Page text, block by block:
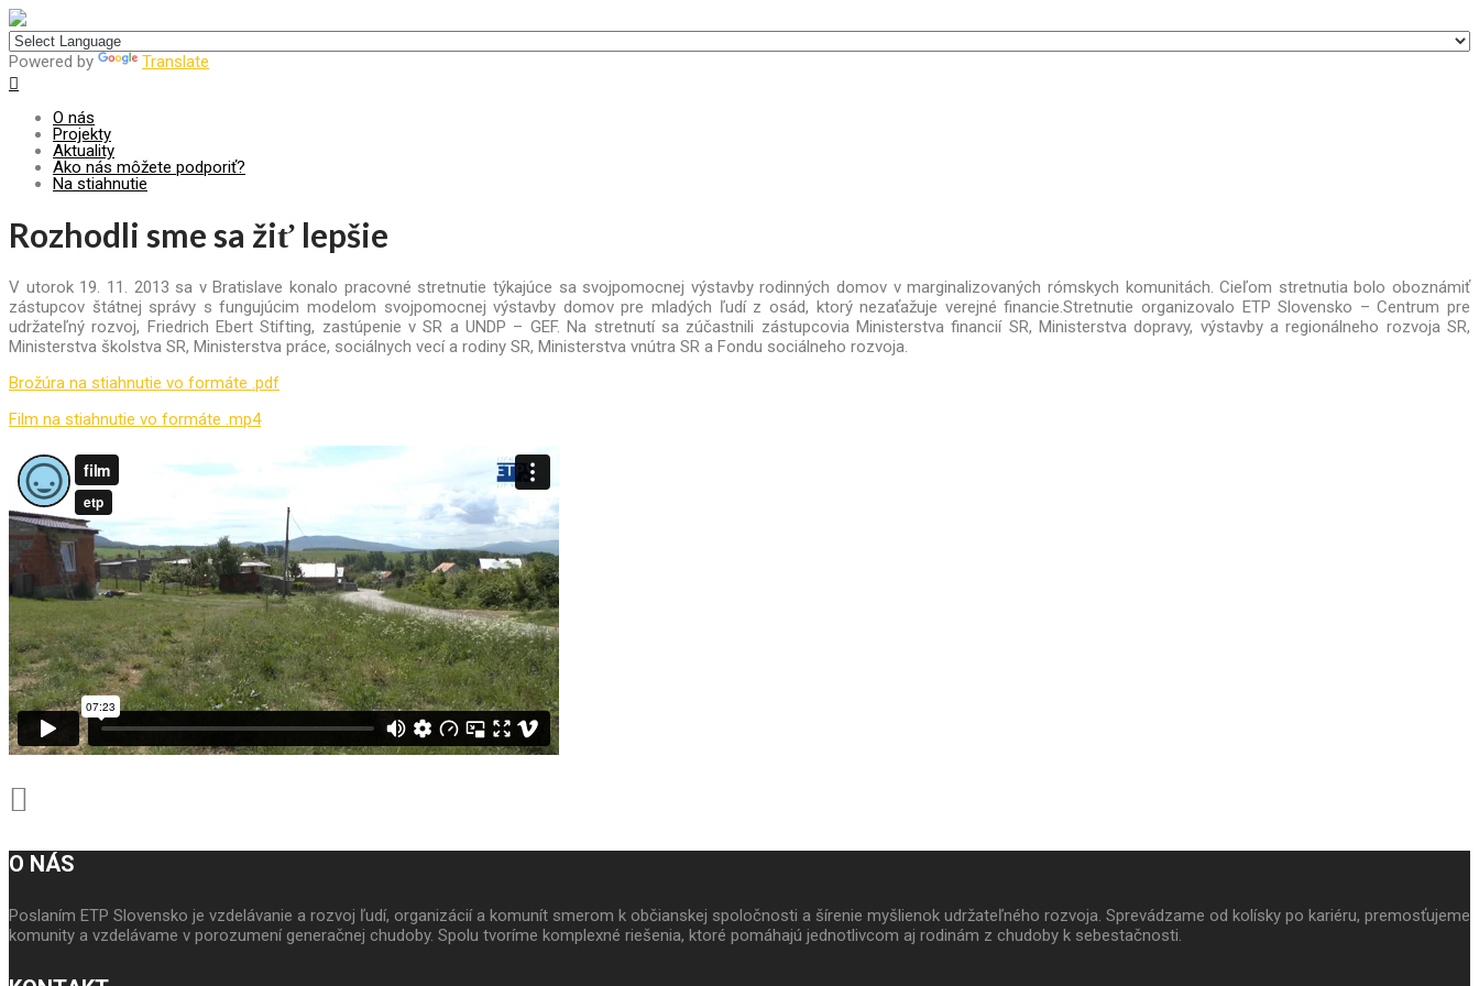
Powered by Translate
O nás
Projekty
Aktuality
Ako nás môžete podporiť?
Na stiahnutie
Rozhodli sme sa žiť lepšie
V utorok 19. 11. 2013 sa v Bratislave konalo pracovné stretnutie týkajúce sa svojpomocnej výstavby rodinných domov v marginalizovaných rómskych komunitách.Cieľom stretnutia bolo oboznámiť
zástupcov štátnej správy s fungujúcim modelom svojpomocnej výstavby domov pre mladých ľudí z osád, ktorý nezaťažuje verejné financie.Stretnutie organizovalo ETP Slovensko – Centrum pre
udržateľný rozvoj, Friedrich Ebert Stifting, zastúpenie v SR a UNDP – GEF. Na stretnutí sa zúčastnili zástupcovia Ministerstva financií SR, Ministerstva dopravy, výstavby a regionálneho rozvoja SR,
Ministerstva školstva SR, Ministerstva práce, sociálnych vecí a rodiny SR, Ministerstva vnútra SR a Fondu sociálneho rozvoja.
Brožúra na stiahnutie vo formáte .pdf
Film na stiahnutie vo formáte .mp4
O NÁS
Poslaním ETP Slovensko je vzdelávanie a rozvoj ľudí, organizácií a komunít smerom k občianskej spoločnosti a šírenie myšlienok udržateľného rozvoja. Sprevádzame od kolísky po kariéru, premosťujeme
komunity a vzdelávame v porozumení generačnej chudoby. Spolu tvoríme komplexné riešenia, ktoré pomáhajú jednotlivcom aj rodinám z chudoby k sebestačnosti.